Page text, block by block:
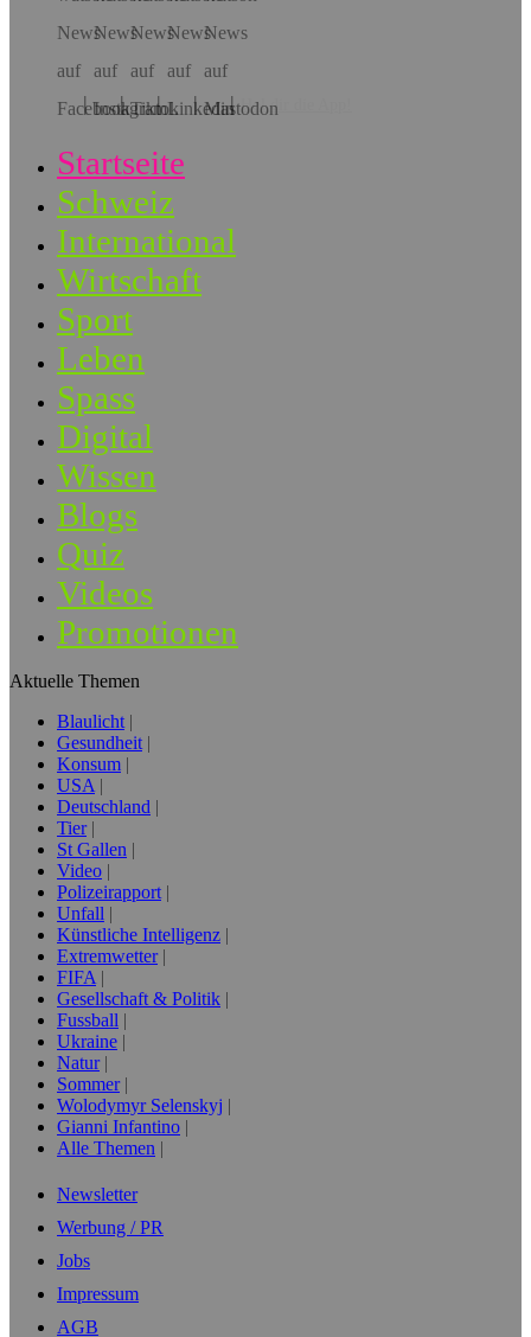
Hol dir die App!
Startseite
Schweiz
International
Wirtschaft
Sport
Leben
Spass
Digital
Wissen
Blogs
Quiz
Videos
Promotionen
Aktuelle Themen
Blaulicht
Gesundheit
Konsum
USA
Deutschland
Tier
St Gallen
Video
Polizeirapport
Unfall
Künstliche Intelligenz
Extremwetter
FIFA
Gesellschaft & Politik
Fussball
Ukraine
Natur
Sommer
Wolodymyr Selenskyj
Gianni Infantino
Alle Themen
Newsletter
Werbung / PR
Jobs
Impressum
AGB